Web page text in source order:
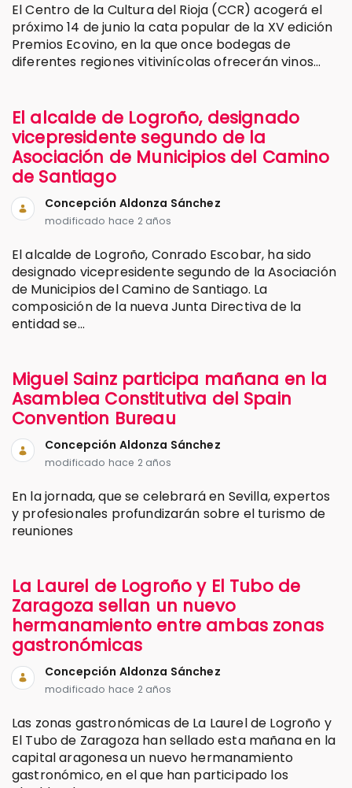
El Centro de la Cultura del Rioja (CCR) acogerá el
próximo 14 de junio la cata popular de la XV edición
Premios Ecovino, en la que once bodegas de
diferentes regiones vitivinícolas ofrecerán vinos...
El alcalde de Logroño, designado
vicepresidente segundo de la
Asociación de Municipios del Camino
de Santiago
Concepción Aldonza Sánchez
modificado hace 2 años
El alcalde de Logroño, Conrado Escobar, ha sido
designado vicepresidente segundo de la Asociación
de Municipios del Camino de Santiago. La
composición de la nueva Junta Directiva de la
entidad se...
Miguel Sainz participa mañana en la
Asamblea Constitutiva del Spain
Convention Bureau
Concepción Aldonza Sánchez
modificado hace 2 años
En la jornada, que se celebrará en Sevilla, expertos
y profesionales profundizarán sobre el turismo de
reuniones
La Laurel de Logroño y El Tubo de
Zaragoza sellan un nuevo
hermanamiento entre ambas zonas
gastronómicas
Concepción Aldonza Sánchez
modificado hace 2 años
Las zonas gastronómicas de La Laurel de Logroño y
El Tubo de Zaragoza han sellado esta mañana en la
capital aragonesa un nuevo hermanamiento
gastronómico, en el que han participado los